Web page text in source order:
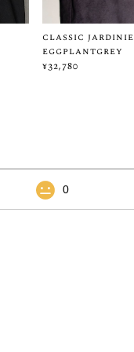
classic
eggplantgrey
¥32,780
0